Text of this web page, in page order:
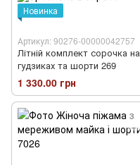
Новинка
Артикул: 90276-00000042757
Літній комплект сорочка на
гудзиках та шорти 269
1 330.00 грн